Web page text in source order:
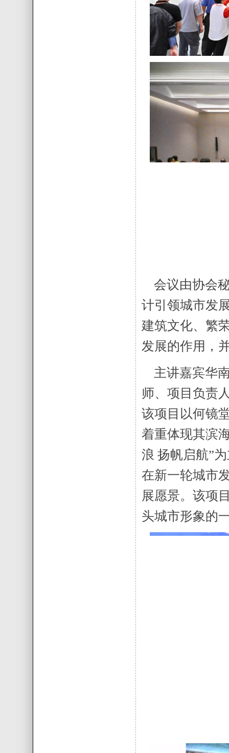
会议由协会
计引领城市发
建筑文化、繁
发展的作用，
主讲嘉宾华
师、项目负责
该项目以何镜
着重体现其滨
浪 扬帆启航”
在新一轮城市
展愿景。该项
头城市形象的